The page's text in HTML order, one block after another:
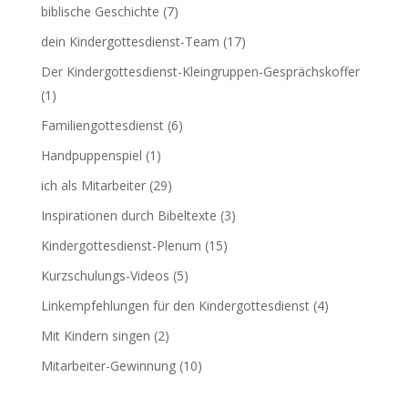
biblische Geschichte (7)
dein Kindergottesdienst-Team (17)
Der Kindergottesdienst-Kleingruppen-Gesprächskoffer
(1)
Familiengottesdienst(6)
Handpuppenspiel (1)
ich als Mitarbeiter(29)
Inspirationen durch Bibeltexte (3)
Kindergottesdienst-Plenum (15)
Kurzschulungs-Videos (5)
Linkempfehlungen für den Kindergottesdienst(4)
Mit Kindern singen (2)
Mitarbeiter-Gewinnung(10)